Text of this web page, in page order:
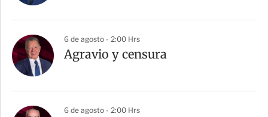
6 de agosto - 2:00 Hrs
Agravio y censura
6 de agosto - 2:00 Hrs